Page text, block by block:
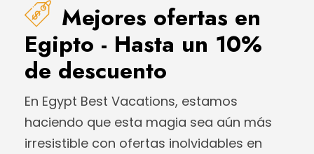
Mejores ofertas en
Egipto - Hasta un 10%
de descuento
En Egypt Best Vacations, estamos
haciendo que esta magia sea aún más
irresistible con ofertas inolvidables en